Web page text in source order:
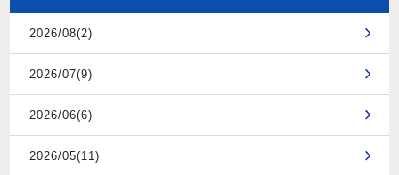
2026/08(2)
2026/07(9)
2026/06(6)
2026/05(11)